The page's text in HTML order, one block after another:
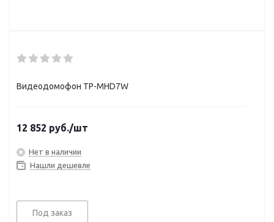
Видеодомофон TP-MHD7W
12 852 руб./шт
Нет в наличии
Нашли дешевле
Под заказ